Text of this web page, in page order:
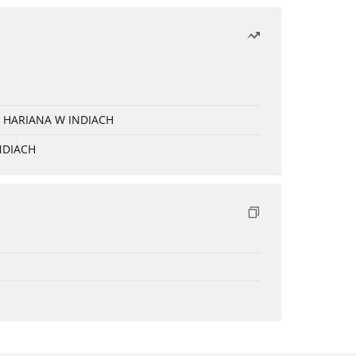
HARIANA W INDIACH